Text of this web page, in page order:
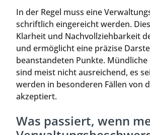
In der Regel muss eine
schriftlich eingereicht werden.
Klarheit und Nachvollziehbarkeit
und ermöglicht eine präzise
beanstandeten Punkte. Mündliche
sind meist nicht ausreichend, es
werden in besonderen Fällen von
akzeptiert.
Was passiert, wenn